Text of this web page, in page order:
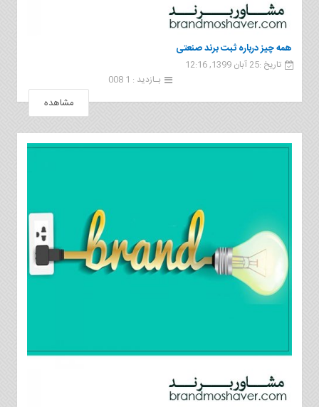
همه چیز درباره ثبت برند صنعتی
تاریخ :25 آبان 1399, 12:16
بـازدید : 1 008
مشاهده